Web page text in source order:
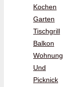
Kochen
Garten
Tischgrill
Balkon
Wohnung
Und
Picknick